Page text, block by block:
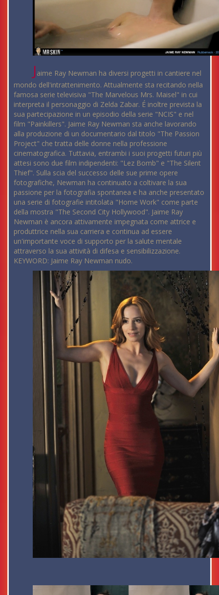
Jaime Ray Newman ha diversi progetti in cantiere nel
mondo dell'intrattenimento. Attualmente sta recitando nella
famosa serie televisiva "The Marvelous Mrs. Maisel" in cui
interpreta il personaggio di Zelda Zabar. É inoltre prevista la
sua partecipazione in un episodio della serie "NCIS" e nel
film "Painkillers". Jaime Ray Newman sta anche lavorando
alla produzione di un documentario dal titolo "The Passion
Project" che tratta delle donne nella professione
cinematografica. Tuttavia, entrambi i suoi progetti futuri più
attesi sono due film indipendenti: "Lez Bomb" e "The Silent
Thief". Sulla scia del successo delle sue prime opere
fotografiche, Newman ha continuato a coltivare la sua
passione per la fotografia spontanea e ha anche presentato
una serie di fotografie intitolata "Home Work" come parte
della mostra "The Second City Hollywood". Jaime Ray
Newman è ancora attivamente impegnata come attrice e
produttrice nella sua carriera e continua ad essere
un'importante voce di supporto per la salute mentale
attraverso la sua attività di difesa e sensibilizzazione.
KEYWORD: Jaime Ray Newman nudo.